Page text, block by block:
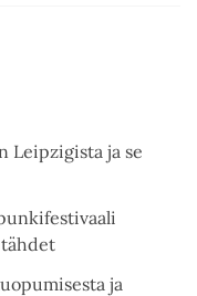
Leipzigista ja se
ja